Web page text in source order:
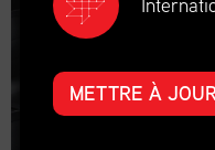
METTRE À